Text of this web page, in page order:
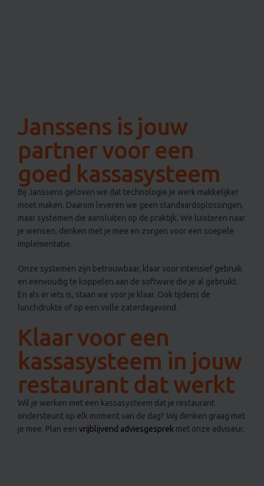
Janssens is jouw
partner voor een
goed kassasysteem
Bij Janssens geloven we dat technologie je werk makkelijker
moet maken. Daarom leveren we geen standaardoplossingen,
maar systemen die aansluiten op de praktijk. We luisteren naar
je wensen, denken met je mee en zorgen voor een soepele
implementatie.
en eenvoudig te koppelen aan de software die je al gebruikt.
En als er iets is, staan we voor je klaar. Ook tijdens de
lunchdrukte of op een volle zaterdagavond.
Klaar voor een
kassasysteem in jouw
restaurant dat werkt
Wil je werken met een kassasysteem dat je restaurant
ondersteunt op elk moment van de dag? Wij denken graag met
je mee. Plan eenvrijblijvend adviesgesprekmet onze adviseur.